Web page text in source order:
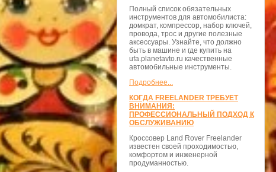
Полный список обязательных
инструментов для автомобилиста:
домкрат, компрессор, набор ключей,
провода, трос и другие полезные
аксессуары. Узнайте, что должно
быть в машине и где купить на
ufa.planetavto.ru качественные
автомобильные инструменты.
Подробнее...
КОГДА FREELANDER ТРЕБУЕТ
ВНИМАНИЯ:
ПРОФЕССИОНАЛЬНЫЙ ПОДХОД К
ОБСЛУЖИВАНИЮ
Кроссовер Land Rover Freelander
известен своей проходимостью,
комфортом и инженерной
продуманностью.